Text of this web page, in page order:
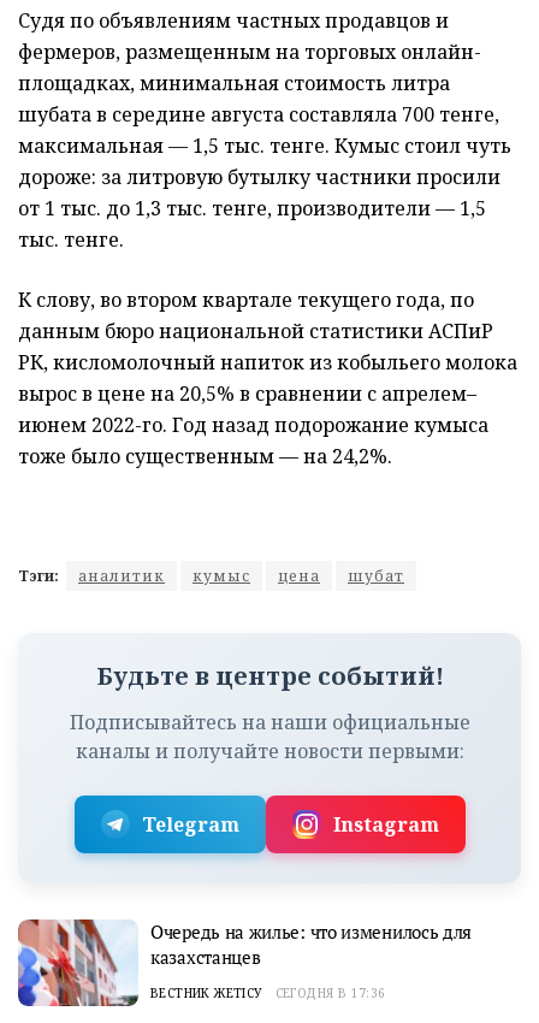
Судя по объявлениям частных продавцов и
фермеров, размещенным на торговых онлайн-
площадках, минимальная стоимость литра
шубата в середине августа составляла 700 тенге,
максимальная — 1,5 тыс. тенге. Кумыс стоил чуть
дороже: за литровую бутылку частники просили
от 1 тыс. до 1,3 тыс. тенге, производители — 1,5
тыс. тенге.
К слову, во втором квартале текущего года, по
данным бюро национальной статистики АСПиР
РК, кисломолочный напиток из кобыльего молока
вырос в цене на 20,5% в сравнении с апрелем–
июнем 2022-го. Год назад подорожание кумыса
тоже было существенным — на 24,2%.
Тэги: аналитик кумыс цена шубат
Будьте в центре событий!
Подписывайтесь на наши официальные
каналы и получайте новости первыми:
Telegram Instagram
Очередь на жилье: что изменилось для
казахстанцев
ВЕСТНИК ЖЕТІСУ СЕГОДНЯ В 17:36